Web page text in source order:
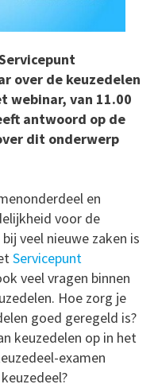
over de keuzedelen
webinar, van 11.00
antwoord op de
dit onderwerp
en
voor de
veel nieuwe zaken is
Servicepunt
veel vragen binnen
Hoe zorg je
goed geregeld is?
keuzedelen op in het
examen